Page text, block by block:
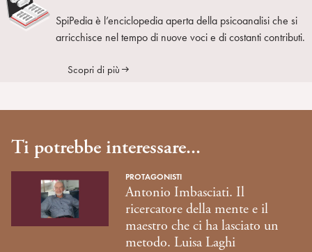
SpiPedia è l’enciclopedia aperta della psicoanalisi che si
arricchisce nel tempo di nuove voci e di costanti contributi.
Scopri di più
Ti potrebbe interessare...
PROTAGONISTI
Antonio Imbasciati. Il
ricercatore della mente e il
maestro che ci ha lasciato un
metodo. Luisa Laghi